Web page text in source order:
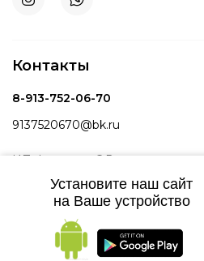
Контакты
8-913-752-06-70
9137520670@bk.ru
ИП Фартовая С.В.
ОГРН 310547513700082
ИНН 543325045471
Copyright © 2012 - 2026
Политика конфиденциальности
Установите наш сайт
на Ваше устройство